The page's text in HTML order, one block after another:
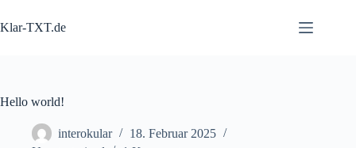
Inhalt
springen
Klar-TXT.de
Hello world!
interokular
18. Februar 2025